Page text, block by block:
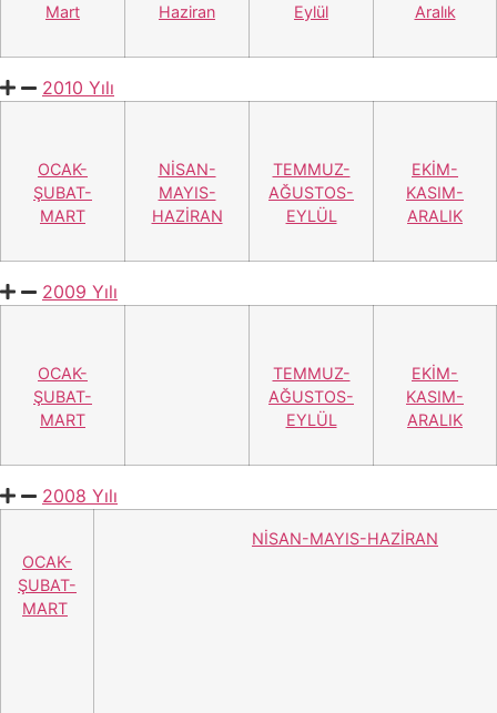
Mart
Haziran
Eylül
Aralık
2010 Yılı
OCAK-
ŞUBAT-
MART
NİSAN-
MAYIS-
HAZİRAN
TEMMUZ-
AĞUSTOS-
EYLÜL
EKİM-
KASIM-
ARALIK
2009 Yılı
OCAK-
ŞUBAT-
MART
TEMMUZ-
AĞUSTOS-
EYLÜL
EKİM-
KASIM-
ARALIK
2008 Yılı
OCAK-
ŞUBAT-
MART
NİSAN-MAYIS-HAZİRAN